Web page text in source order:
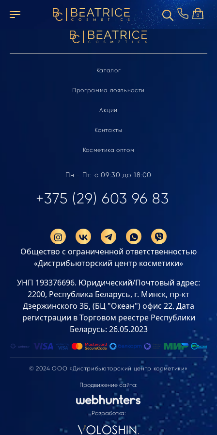
0
Элемент не найден
Каталог
Программа лояльности
Акции
Контакты
Косметика оптом
Пн - Пт: с 09:30 до 18:00
+375 (29) 603 96 83
Общество с ограниченной ответственностью
«Дистрибьюторский центр косметики»
УНП 193376696. Юридический/Почтовый адрес:
2200, Республика Беларусь, г. Минск, пр-кт
Дзержинского 3Б, (БЦ "Океан") офис 22. Дата
регистрации в Торговом реестре Республики
Беларусь: 26.05.2023
© 2024 ООО «Дистрибьюторский центр косметики»
Продвижение сайта:
Разработка: